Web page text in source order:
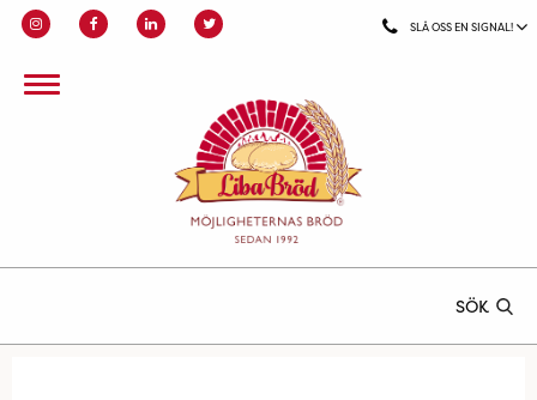
SLÅ OSS EN SIGNAL!
SÖK